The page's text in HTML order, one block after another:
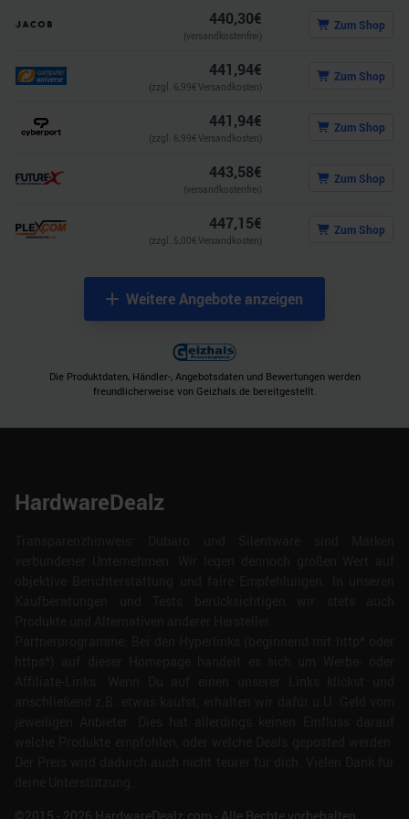
440,30€
(versandkostenfrei)
Zum Shop
441,94€
(zzgl. 6,99€ Versandkosten)
Zum Shop
441,94€
(zzgl. 6,99€ Versandkosten)
Zum Shop
443,58€
(versandkostenfrei)
Zum Shop
447,15€
(zzgl. 5,00€ Versandkosten)
Zum Shop
Weitere Angebote anzeigen
Die Produktdaten, Händler-, Angebotsdaten und Bewertungen werden
freundlicherweise von Geizhals.de bereitgestellt.
HardwareDealz